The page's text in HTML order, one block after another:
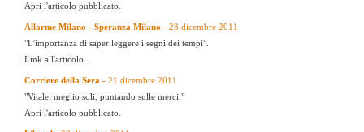
Apri l'articolo pubblicato.
Allarme Milano - Speranza Milano - 28 dicembre 2011
"L'importanza di saper leggere i segni dei tempi".
Link all'articolo.
Corriere della Sera - 21 dicembre 2011
"Vitale: meglio soli, puntando sulle merci."
Apri l'articolo pubblicato.